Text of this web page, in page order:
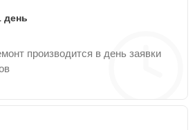
день
производится в день заявки